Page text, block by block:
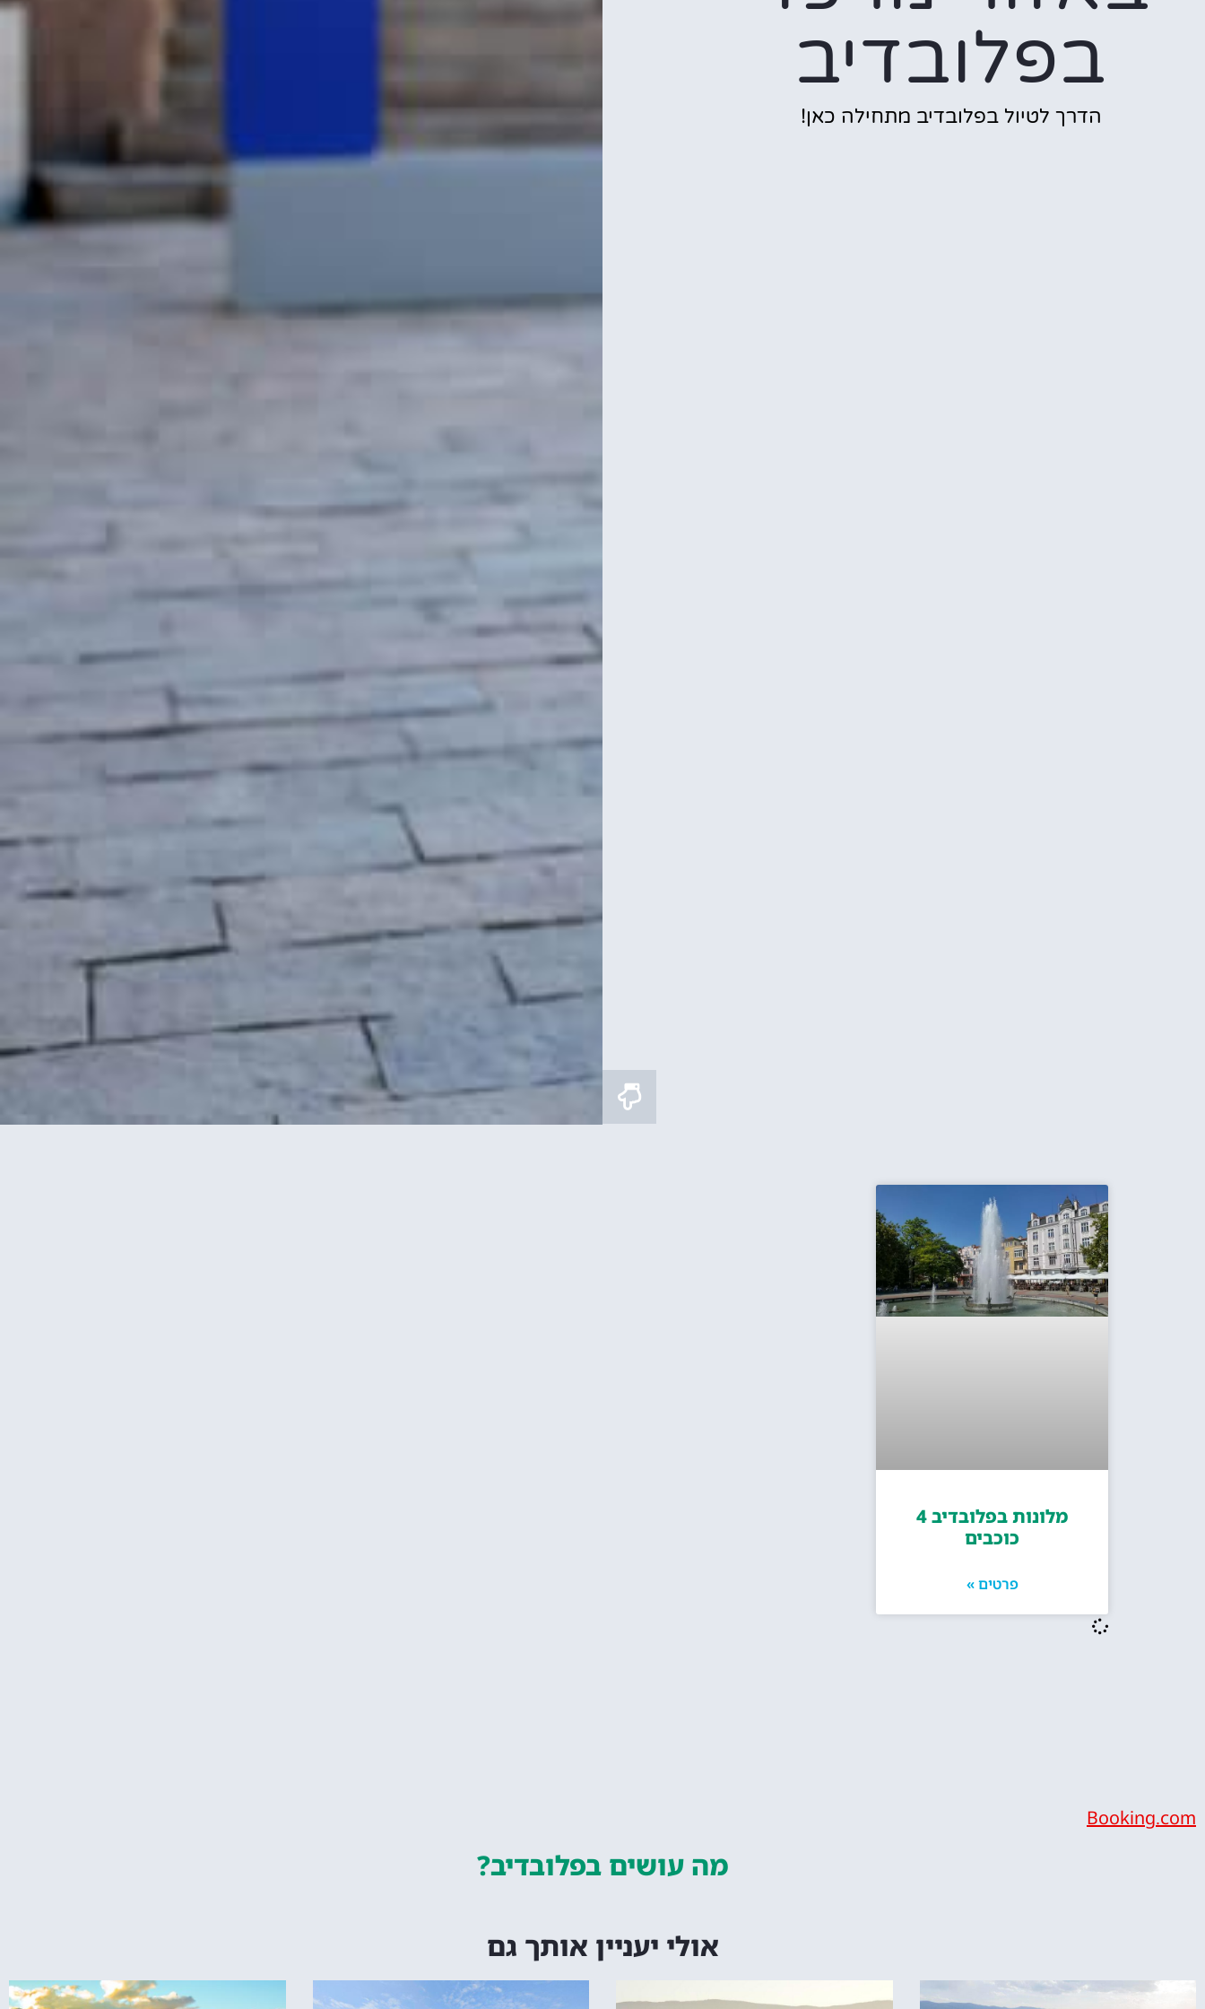
בפלובדיב
הדרך לטיול בפלובדיב מתחילה כאן!
מלונות בפלובדיב 4
כוכבים
פרטים »
Booking.com
מה עושים בפלובדיב?
אולי יעניין אותך גם